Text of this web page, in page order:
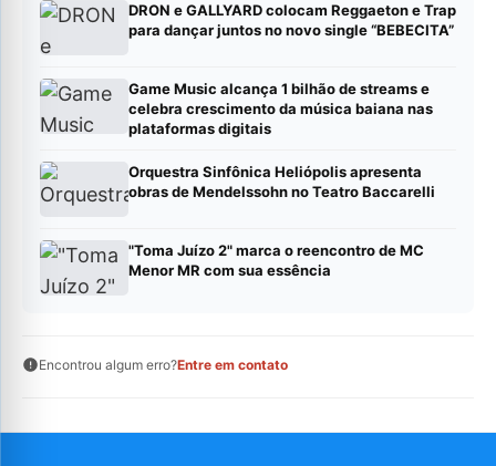
DRON e GALLYARD colocam Reggaeton e Trap
para dançar juntos no novo single “BEBECITA”
Game Music alcança 1 bilhão de streams e
celebra crescimento da música baiana nas
plataformas digitais
Orquestra Sinfônica Heliópolis apresenta
obras de Mendelssohn no Teatro Baccarelli
"Toma Juízo 2" marca o reencontro de MC
Menor MR com sua essência
Encontrou algum erro?Entre em contato